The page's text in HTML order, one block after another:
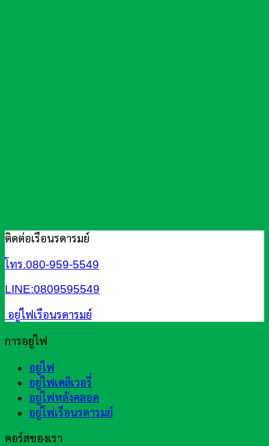
ติดต่อเรือนรดารมย์
โทร.080-959-5549
LINE:0809595549
อยู่ไฟเรือนรดารมย์
การอยู่ไฟ
อยู่ไฟ
อยู่ไฟเดลิเวอรี่
อยู่ไฟหลังคลอด
อยู่ไฟเรือนรดารมย์
คอร์สของเรา